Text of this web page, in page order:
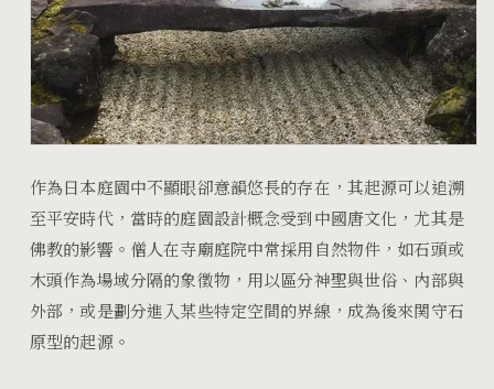
作為日本庭園中不顯眼卻意韻悠長的存在，其起源可以追溯
至平安時代，當時的庭園設計概念受到中國唐文化，尤其是
佛教的影響。僧人在寺廟庭院中常採用自然物件，如石頭或
木頭作為場域分隔的象徵物，用以區分神聖與世俗、內部與
外部，或是劃分進入某些特定空間的界線，成為後來関守石
原型的起源。